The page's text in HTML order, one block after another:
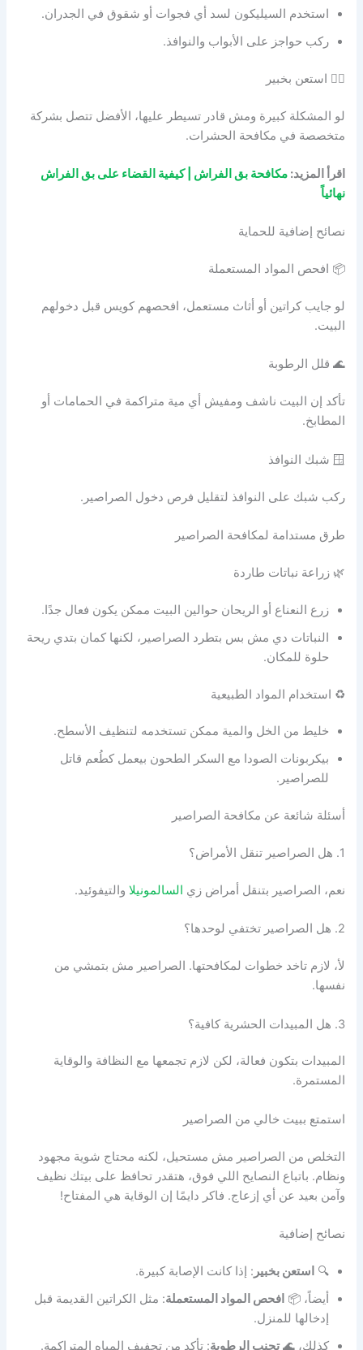
استخدم السيليكون لسد أي فجوات أو شقوق في الجدران.
ركب حواجز على الأبواب والنوافذ.
🕵️‍♂️ استعن بخبير
لو المشكلة كبيرة ومش قادر تسيطر عليها، الأفضل تتصل بشركة
متخصصة في مكافحة الحشرات.
اقرأ المزيد:مكافحة بق الفراش | كيفية القضاء على بق الفراش
نهائياً
نصائح إضافية للحماية
📦 افحص المواد المستعملة
لو جايب كراتين أو أثاث مستعمل، افحصهم كويس قبل دخولهم
البيت.
🌊 قلل الرطوبة
تأكد إن البيت ناشف ومفيش أي مية متراكمة في الحمامات أو
المطابخ.
🪟 شبك النوافذ
ركب شبك على النوافذ لتقليل فرص دخول الصراصير.
طرق مستدامة لمكافحة الصراصير
🌿 زراعة نباتات طاردة
زرع النعناع أو الريحان حوالين البيت ممكن يكون فعال جدًا.
النباتات دي مش بس بتطرد الصراصير، لكنها كمان بتدي ريحة
حلوة للمكان.
♻️ استخدام المواد الطبيعية
خليط من الخل والمية ممكن تستخدمه لتنظيف الأسطح.
بيكربونات الصودا مع السكر الطحون بيعمل كطُعم قاتل
للصراصير.
أسئلة شائعة عن مكافحة الصراصير
1. هل الصراصير تنقل الأمراض؟
نعم، الصراصير بتنقل أمراض زي السالمونيلا والتيفوئيد.
2. هل الصراصير تختفي لوحدها؟
لأ، لازم تاخد خطوات لمكافحتها. الصراصير مش بتمشي من
نفسها.
3. هل المبيدات الحشرية كافية؟
المبيدات بتكون فعالة، لكن لازم تجمعها مع النظافة والوقاية
المستمرة.
استمتع ببيت خالي من الصراصير
التخلص من الصراصير مش مستحيل، لكنه محتاج شوية مجهود
ونظام. باتباع النصايح اللي فوق، هتقدر تحافظ على بيتك نظيف
وآمن بعيد عن أي إزعاج. فاكر دايمًا إن الوقاية هي المفتاح!
نصائح إضافية
🔍 استعن بخبير : إذا كانت الإصابة كبيرة.
أيضاً، 📦 افحص المواد المستعملة: مثل الكراتين القديمة قبل
إدخالها للمنزل.
كذلك، 🌊تجنب الرطوبة: تأكد من تجفيف المياه المتراكمة.